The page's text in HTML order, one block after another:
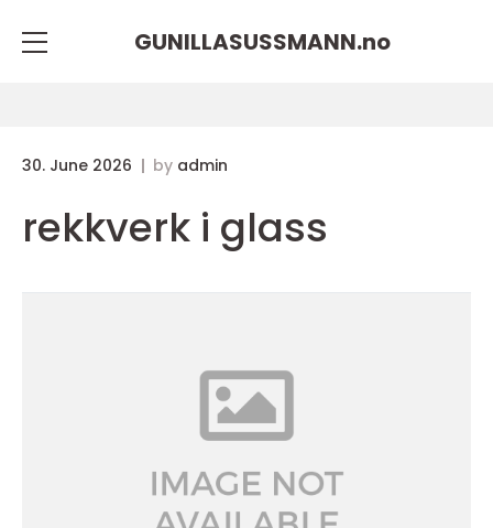
GUNILLASUSSMANN.no
30. June 2026 by admin
rekkverk i glass